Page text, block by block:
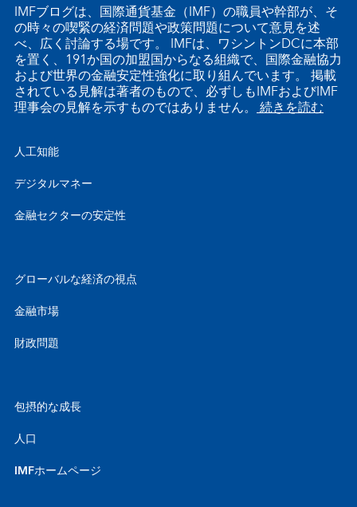
IMFブログは、国際通貨基金（IMF）の職員や幹部が、そ
の時々の喫緊の経済問題や政策問題について意見を述
べ、広く討論する場です。 IMFは、ワシントンDCに本部
を置く、191か国の加盟国からなる組織で、国際金融協力
および世界の金融安定性強化に取り組んでいます。 掲載
されている見解は著者のもので、必ずしもIMFおよびIMF
理事会の見解を示すものではありません。 続きを読む
人工知能
デジタルマネー
金融セクターの安定性
グローバルな経済の視点
金融市場
財政問題
包摂的な成長
人口
IMFホームページ